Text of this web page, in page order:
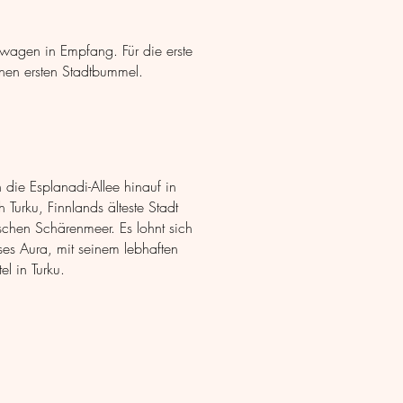
in Empfang. Für die erste
ersten Stadtbummel.
Esplanadi-Allee hinauf in
Finnlands älteste Stadt
Schärenmeer. Es lohnt sich
Aura, mit seinem lebhaften
in Turku.